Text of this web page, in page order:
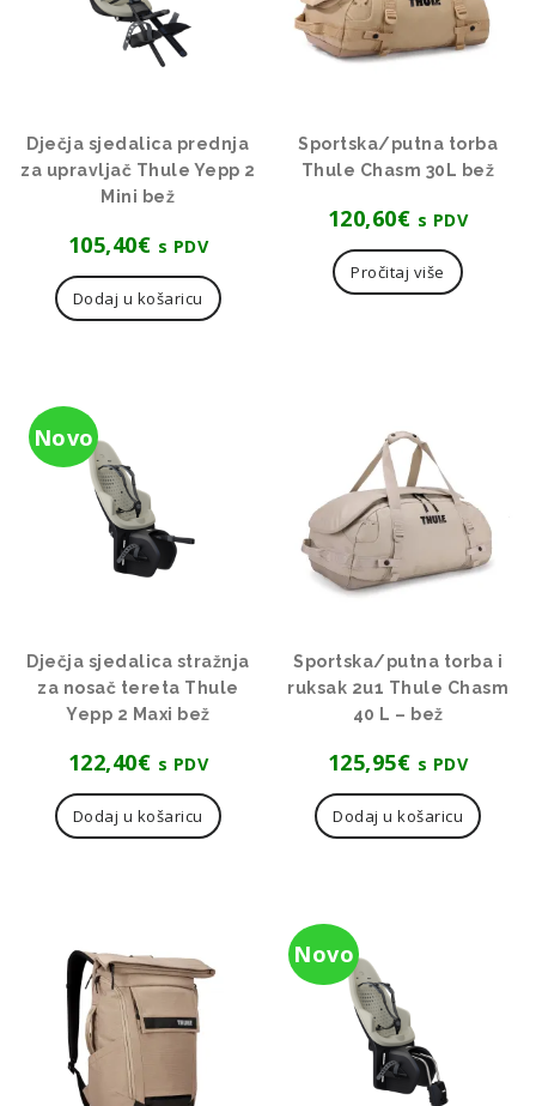
Dječja sjedalica prednja
za upravljač Thule Yepp 2
Mini bež
105,40€ s PDV
Dodaj u košaricu
Sportska/putna torba
Thule Chasm 30L bež
120,60€ s PDV
Pročitaj više
Novo
Dječja sjedalica stražnja
za nosač tereta Thule
Yepp 2 Maxi bež
122,40€ s PDV
Dodaj u košaricu
Sportska/putna torba i
ruksak 2u1 Thule Chasm
40 L – bež
125,95€ s PDV
Dodaj u košaricu
Novo